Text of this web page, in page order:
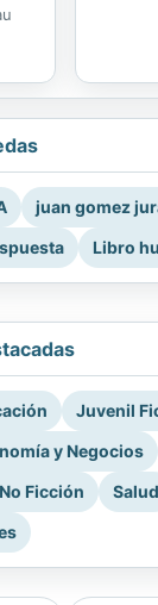
juan gomez
Libro
Juvenil
y Negocios
Ficción
Salud